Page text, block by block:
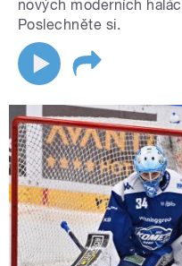
nových moderních
Poslechněte si.